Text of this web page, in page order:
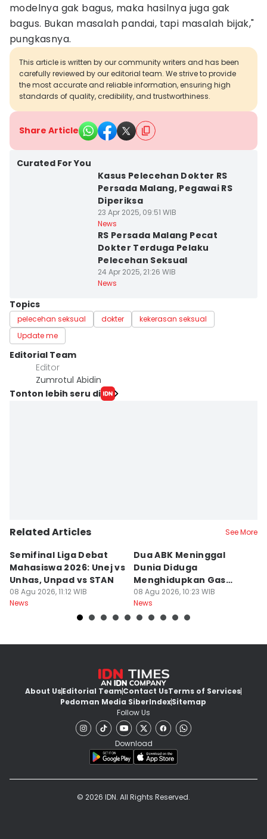
modelnya gak bagus, maka hasilnya juga gak
bagus. Bukan masalah pandai, tapi masalah bijak,"
pungkasnya.
This article is written by our community writers and has been
carefully reviewed by our editorial team. We strive to provide
the most accurate and reliable information, ensuring high
standards of quality, credibility, and trustworthiness.
Share Article
Curated For You
Kasus Pelecehan Dokter RS
Persada Malang, Pegawai RS
Diperiksa
23 Apr 2025, 09:51 WIB
News
RS Persada Malang Pecat
Dokter Terduga Pelaku
Pelecehan Seksual
24 Apr 2025, 21:26 WIB
News
Topics
pelecehan seksual dokter
kekerasan seksual
Update me
Editorial Team
Editor
Zumrotul Abidin
Tonton lebih seru di
Related Articles See More
Semifinal Liga Debat
Mahasiswa 2026: Unej vs
Unhas, Unpad vs STAN
08 Agu 2026, 11:12 WIB
News
Dua ABK Meninggal
Dunia Diduga
Menghidupkan Gas
Beracun di Kapal
08 Agu 2026, 10:23 WIB
News
About UsEditorial TeamContact UsTerms of Services
Pedoman Media SiberIndexSitemap
Follow Us
Download
© 2026 IDN. All Rights Reserved.